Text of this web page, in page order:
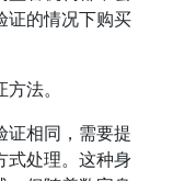
证的情况下购买
法。
证相同，需要提
式处理。这种身